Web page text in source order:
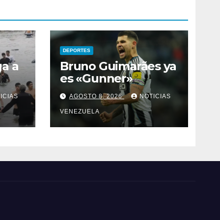
a
DEPORTES
Bruno Guimarães ya
es «Gunner»
AGOSTO 8, 2026 NOTICIAS
VENEZUELA